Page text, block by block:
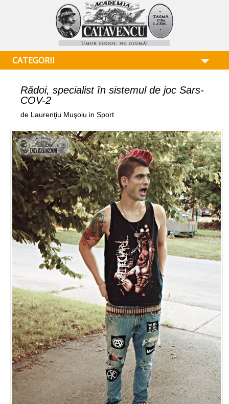
CATEGORII
Rădoi, specialist în sistemul de joc Sars-
COV-2
de Laurenţiu Muşoiu in Sport